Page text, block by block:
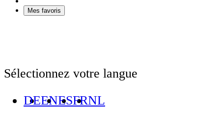
Mes favoris
Sélectionnez votre langue
DEENESFRNL